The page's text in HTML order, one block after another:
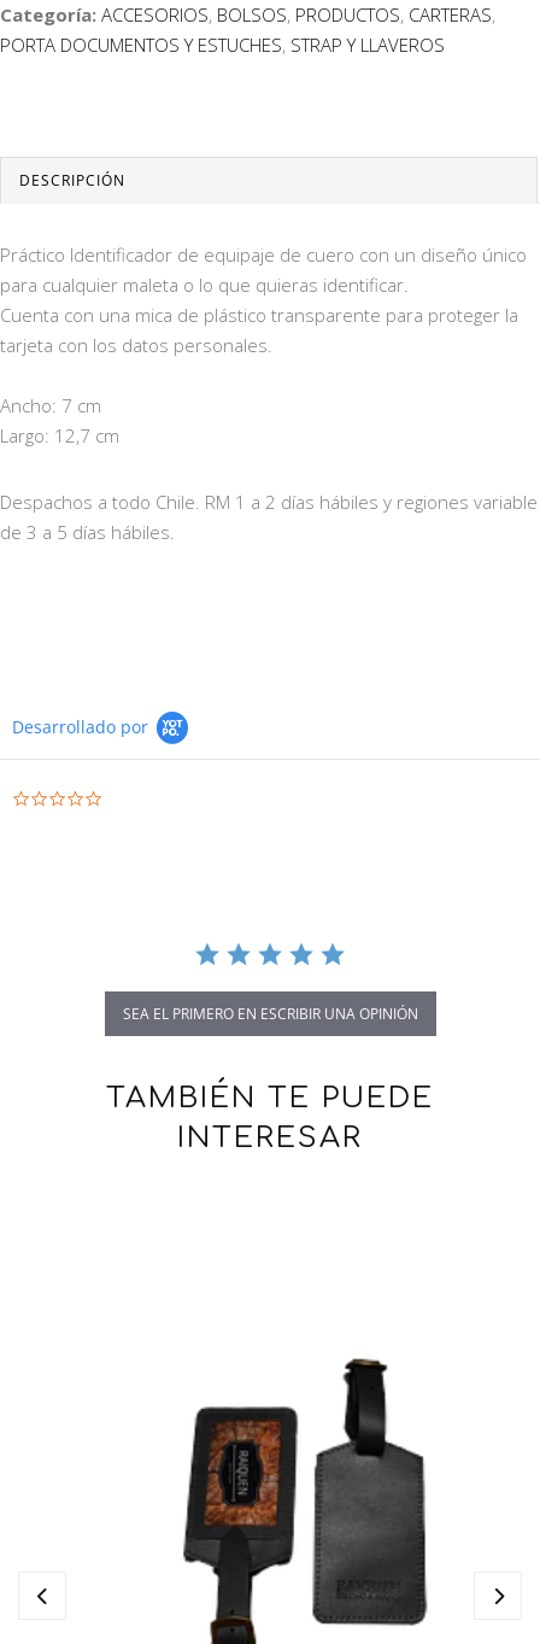
Categoría: ACCESORIOS, BOLSOS, PRODUCTOS, CARTERAS,
PORTA DOCUMENTOS Y ESTUCHES, STRAP Y LLAVEROS
DESCRIPCIÓN
Práctico Identificador de equipaje de cuero con un diseño único
para cualquier maleta o lo que quieras identificar.
Cuenta con una mica de plástico transparente para proteger la
tarjeta con los datos personales.
Ancho: 7 cm
Largo: 12,7 cm
Despachos a todo Chile. RM 1 a 2 días hábiles y regiones variable
de 3 a 5 días hábiles.
Desarrollado por
SEA EL PRIMERO EN ESCRIBIR UNA OPINIÓN
TAMBIÉN TE PUEDE
INTERESAR